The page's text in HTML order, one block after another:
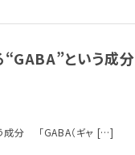
“GABA”という成分
成分 「GABA（ギャ […]